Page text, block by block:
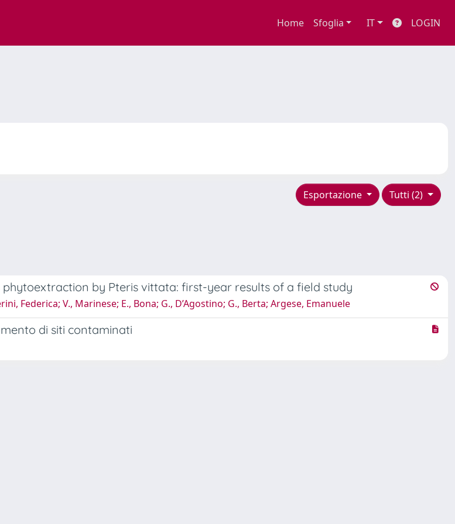
Home Sfoglia IT LOGIN
Tutti (2)
Esportazione
by Pteris vittata: first-year results of a field study
Federica; V., Marinese; E., Bona; G., D’Agostino; G., Berta; Argese, Emanuele
di siti contaminati